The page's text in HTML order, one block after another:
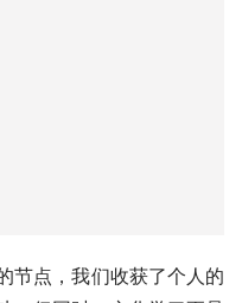
起点，我们未来的路还有